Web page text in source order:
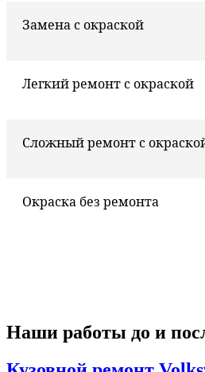
Замена с окраской
Легкий ремонт с окраской
Сложный ремонт с
Окраска без ремонта
Наши работы до и